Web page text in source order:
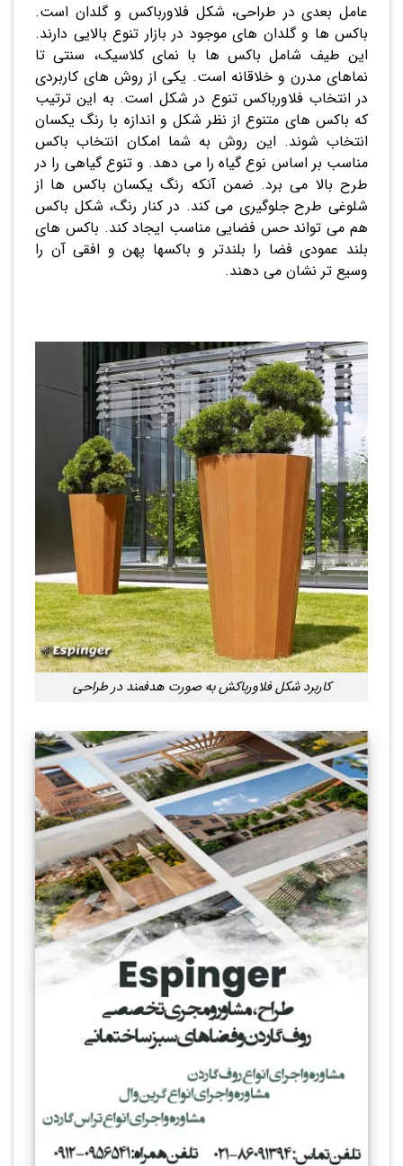
عامل بعدی در طراحی، شکل فلاورباکس و گلدان است.
باکس ها و گلدان های موجود در بازار تنوع بالایی دارند.
این طیف شامل باکس ها با نمای کلاسیک، سنتی تا
نماهای مدرن و خلاقانه است. یکی از روش های کاربردی
در انتخاب فلاورباکس تنوع در شکل است. به این ترتیب
که باکس های متنوع از نظر شکل و اندازه با رنگ یکسان
انتخاب شوند. این روش به شما امکان انتخاب باکس
مناسب بر اساس نوع گیاه را می دهد. و تنوع گیاهی را در
طرح بالا می برد. ضمن آنکه رنگ یکسان باکس ها از
شلوغی طرح جلوگیری می کند. در کنار رنگ، شکل باکس
هم می تواند حس فضایی مناسب ایجاد کند. باکس های
بلند عمودی فضا را بلندتر و باکسها پهن و افقی آن را
وسیع تر نشان می دهند.
کاربرد شکل فلاورباکش به صورت هدفمند در طراحی